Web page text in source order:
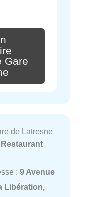
Gare
de Latresne
Restaurant
: 9 Avenue
Libération,